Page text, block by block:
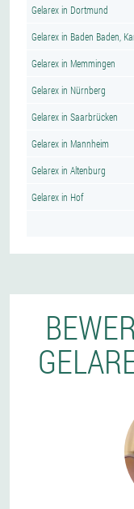
Gelarex in Dortmund
Gelarex in Baden Baden,
Gelarex in Memmingen
Gelarex in Nürnberg
Gelarex in Saarbrücken
Gelarex in Mannheim
Gelarex in Altenburg
Gelarex in Hof